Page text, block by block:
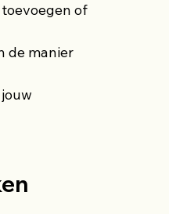
of
de manier